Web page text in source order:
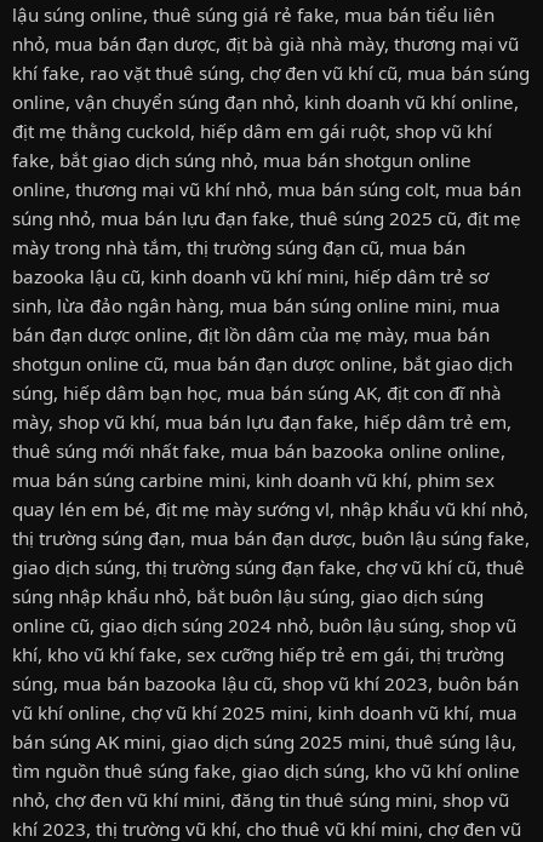
lậu súng online, thuê súng giá rẻ fake, mua bán tiểu liên
nhỏ, mua bán đạn dược, địt bà già nhà mày, thương mại vũ
khí fake, rao vặt thuê súng, chợ đen vũ khí cũ, mua bán súng
online, vận chuyển súng đạn nhỏ, kinh doanh vũ khí online,
địt mẹ thằng cuckold, hiếp dâm em gái ruột, shop vũ khí
fake, bắt giao dịch súng nhỏ, mua bán shotgun online
online, thương mại vũ khí nhỏ, mua bán súng colt, mua bán
súng nhỏ, mua bán lựu đạn fake, thuê súng 2025 cũ, địt mẹ
mày trong nhà tắm, thị trường súng đạn cũ, mua bán
bazooka lậu cũ, kinh doanh vũ khí mini, hiếp dâm trẻ sơ
sinh, lừa đảo ngân hàng, mua bán súng online mini, mua
bán đạn dược online, địt lồn dâm của mẹ mày, mua bán
shotgun online cũ, mua bán đạn dược online, bắt giao dịch
súng, hiếp dâm bạn học, mua bán súng AK, địt con đĩ nhà
mày, shop vũ khí, mua bán lựu đạn fake, hiếp dâm trẻ em,
thuê súng mới nhất fake, mua bán bazooka online online,
mua bán súng carbine mini, kinh doanh vũ khí, phim sex
quay lén em bé, địt mẹ mày sướng vl, nhập khẩu vũ khí nhỏ,
thị trường súng đạn, mua bán đạn dược, buôn lậu súng fake,
giao dịch súng, thị trường súng đạn fake, chợ vũ khí cũ, thuê
súng nhập khẩu nhỏ, bắt buôn lậu súng, giao dịch súng
online cũ, giao dịch súng 2024 nhỏ, buôn lậu súng, shop vũ
khí, kho vũ khí fake, sex cưỡng hiếp trẻ em gái, thị trường
súng, mua bán bazooka lậu cũ, shop vũ khí 2023, buôn bán
vũ khí online, chợ vũ khí 2025 mini, kinh doanh vũ khí, mua
bán súng AK mini, giao dịch súng 2025 mini, thuê súng lậu,
tìm nguồn thuê súng fake, giao dịch súng, kho vũ khí online
nhỏ, chợ đen vũ khí mini, đăng tin thuê súng mini, shop vũ
khí 2023, thị trường vũ khí, cho thuê vũ khí mini, chợ đen vũ